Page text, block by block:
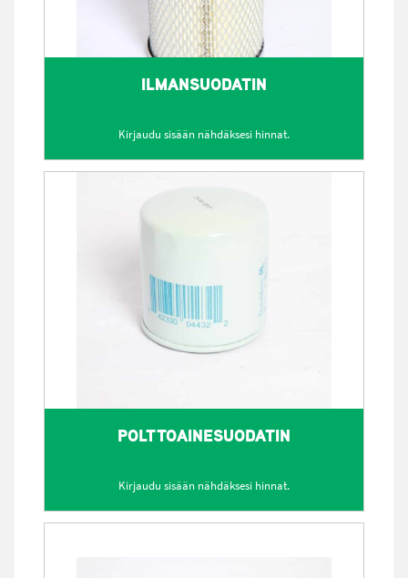
ILMANSUODATIN
Kirjaudu sisään nähdäksesi hinnat.
POLTTOAINESUODATIN
Kirjaudu sisään nähdäksesi hinnat.